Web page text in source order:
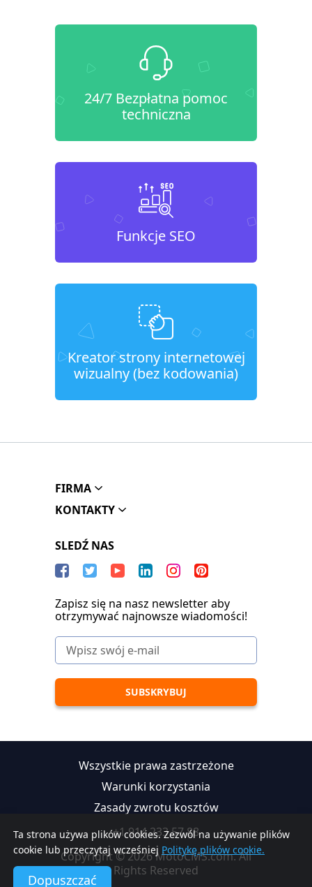
24/7 Bezpłatna pomoc
techniczna
Funkcje SEO
Kreator strony internetowej
wizualny (bez kodowania)
Ta strona używa plików cookies. Zezwól na używanie plików
cookie lub przeczytaj wcześniej Politykę plików cookie.
Dopuszczać
FIRMA
KONTAKTY
SLEDŹ NAS
Zapisz się na nasz newsletter aby
otrzymywać najnowsze wiadomości!
Wszystkie prawa zastrzeżone
Warunki korzystania
Zasady zwrotu kosztów
+1 914 233 57 88
Copyright © 2026 MotoCMS.com. All
Rights Reserved